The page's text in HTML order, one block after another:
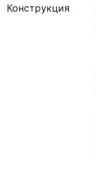
Конструкция